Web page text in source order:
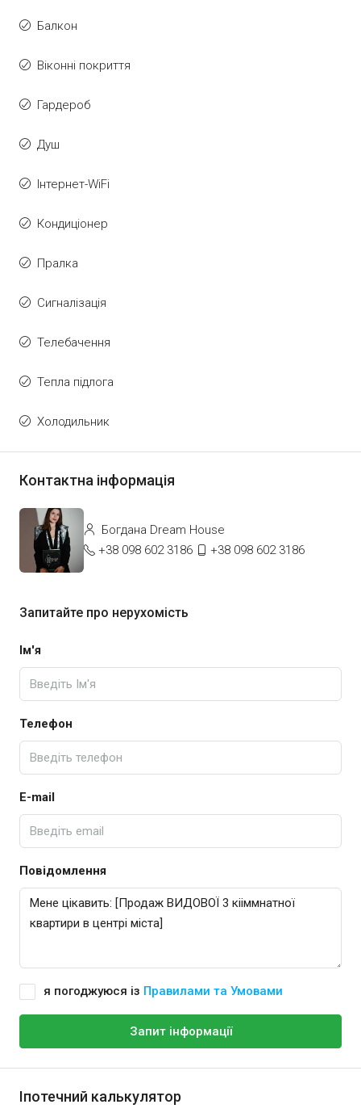
Балкон
Віконні покриття
Гардероб
Душ
Інтернет-WiFi
Кондиціонер
Пралка
Сигналізація
Телебачення
Тепла підлога
Холодильник
Контактна інформація
Богдана Dream House
+38 098 602 3186
+38 098 602 3186
Запитайте про нерухомість
Ім'я
Телефон
E-mail
Повідомлення
я погоджуюся із Правилами та Умовами
Запит інформації
Іпотечний калькулятор